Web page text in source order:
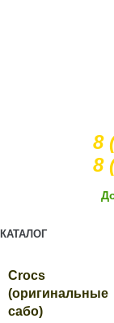
8
8
КАТАЛОГ
Crocs
(оригинальные
сабо)